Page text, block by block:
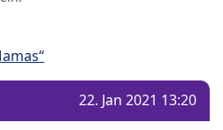
22. Jan 2021 13:20